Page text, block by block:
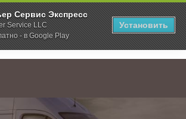
Сервис Экспресс
Service LLC
- в Google Play
Установить
Новости "Коммерсантъ": Перевоз без